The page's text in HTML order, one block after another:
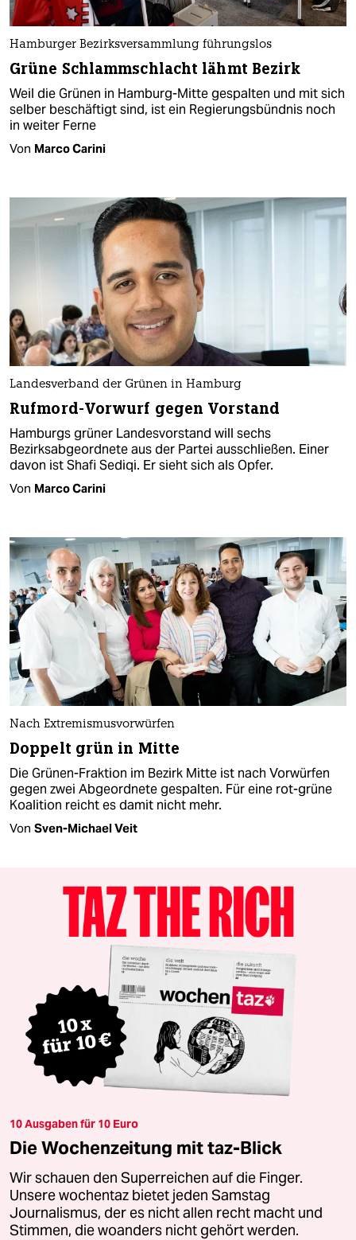
Hamburger Bezirksversammlung führungslos
Grüne Schlammschlacht lähmt Bezirk
Weil die Grünen in Hamburg-Mitte gespalten und mit sich
selber beschäftigt sind, ist ein Regierungsbündnis noch
in weiter Ferne
Von Marco Carini
Landesverband der Grünen in Hamburg
Rufmord-Vorwurf gegen Vorstand
Hamburgs grüner Landesvorstand will sechs
Bezirksabgeordnete aus der Partei ausschließen. Einer
davon ist Shafi Sediqi. Er sieht sich als Opfer.
Von Marco Carini
Nach Extremismusvorwürfen
Doppelt grün in Mitte
Die Grünen-Fraktion im Bezirk Mitte ist nach Vorwürfen
gegen zwei Abgeordnete gespalten. Für eine rot-grüne
Koalition reicht es damit nicht mehr.
Von Sven-Michael Veit
10 Ausgaben für 10 Euro
Die Wochenzeitung mit taz-Blick
Wir schauen den Superreichen auf die Finger.
Unsere wochentaz bietet jeden Samstag
Journalismus, der es nicht allen recht macht und
Stimmen, die woanders nicht gehört werden.